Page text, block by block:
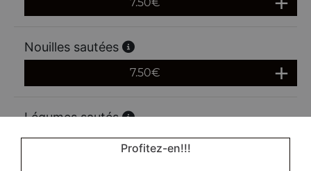
Nouilles sautées
7.50€
Légumes sautés
Actuellement non disponible
Profitez-en!!!